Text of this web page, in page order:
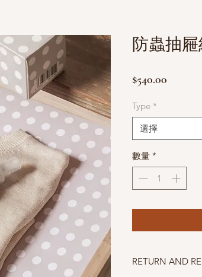
防蟲抽
$540.00
Type *
選擇
數量 *
RETURN AND